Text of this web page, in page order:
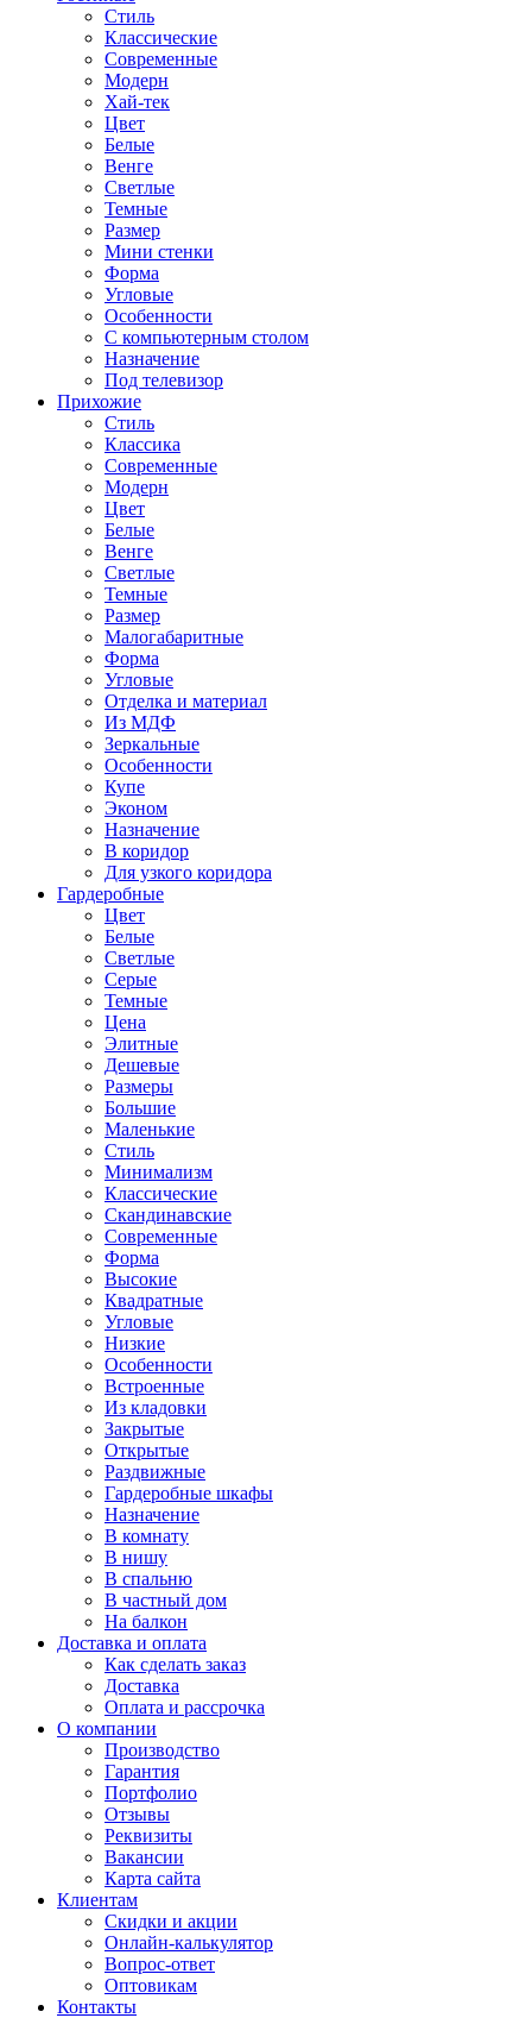
Стиль
Классические
Современные
Модерн
Хай-тек
Цвет
Белые
Венге
Светлые
Темные
Размер
Мини стенки
Форма
Угловые
Особенности
С компьютерным столом
Назначение
Под телевизор
Прихожие
Стиль
Классика
Современные
Модерн
Цвет
Белые
Венге
Светлые
Темные
Размер
Малогабаритные
Форма
Угловые
Отделка и материал
Из МДФ
Зеркальные
Особенности
Купе
Эконом
Назначение
В коридор
Для узкого коридора
Гардеробные
Цвет
Белые
Светлые
Серые
Темные
Цена
Элитные
Дешевые
Размеры
Большие
Маленькие
Стиль
Минимализм
Классические
Скандинавские
Современные
Форма
Высокие
Квадратные
Угловые
Низкие
Особенности
Встроенные
Из кладовки
Закрытые
Открытые
Раздвижные
Гардеробные шкафы
Назначение
В комнату
В нишу
В спальню
В частный дом
На балкон
Доставка и оплата
Как сделать заказ
Доставка
Оплата и рассрочка
О компании
Производство
Гарантия
Портфолио
Отзывы
Реквизиты
Вакансии
Карта сайта
Клиентам
Скидки и акции
Онлайн-калькулятор
Вопрос-ответ
Оптовикам
Контакты